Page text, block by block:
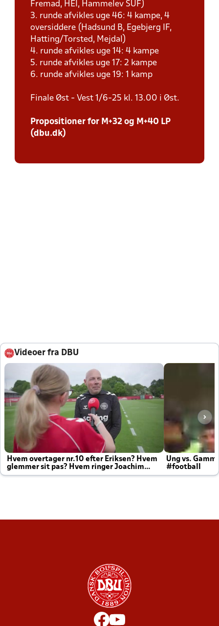
Fremad, HEI, Hammelev SUF)
3. runde afvikles uge 46: 4 kampe, 4
oversiddere (Hadsund B, Egebjerg IF,
Hatting/Torsted, Mejdal)
4. runde afvikles uge 14: 4 kampe
5. runde afvikles uge 17: 2 kampe
6. runde afvikles uge 19: 1 kamp
Finale Øst - Vest 1/6-25 kl. 13.00 i Øst.
Propositioner for M+32 og M+40 LP
(dbu.dk)
Videoer fra DBU
Hvem overtager nr.10 efter Eriksen? Hvem
glemmer sit pas? Hvem ringer Joachim
altid til efter kampe?
Ung vs.
#football